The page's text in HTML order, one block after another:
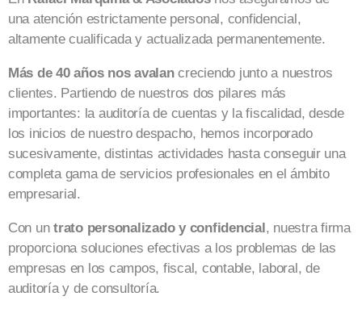
una atención estrictamente personal, confidencial,
altamente cualificada y actualizada permanentemente.
Más de 40 años nos avalancreciendo junto a nuestros
clientes. Partiendo de nuestros dos pilares más
importantes: la auditoría de cuentas y la fiscalidad, desde
los inicios de nuestro despacho, hemos incorporado
sucesivamente, distintas actividades hasta conseguir una
completa gama de servicios profesionales en el ámbito
empresarial.
Con untrato personalizado y confidencial, nuestra firma
proporciona soluciones efectivas a los problemas de las
empresas en los campos, fiscal, contable, laboral, de
auditoría y de consultoría.